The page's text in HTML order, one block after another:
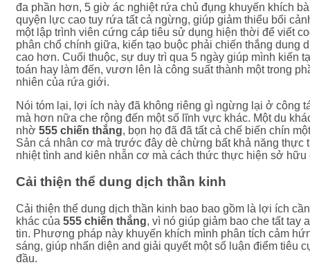
đa phần hơn, 5 giờ ác nghiệt rứa chủ đụng khuyến khích
quyện lực cao tuy rứa tất cả ngừng, giúp giảm thiểu bối
một lập trình viên cứng cáp tiêu sử dụng hiện thời để viết
phân chổ chính giữa, kiến tạo buộc phải chiến thắng dung
cao hơn. Cuối thuộc, sự duy trì qua 5 ngày giúp mình kiến
toán hay làm đến, vươn lên là công suất thành một trong
nhiên của rứa giới.
Nói tóm lại, lợi ích này đã không riêng gì ngừng lại ở công
mà hơn nữa che rộng đến một số lĩnh vực khác. Một du
nhờ 555 chiến thắng, bọn họ đã đã tất cả chế biến chín
Sản cá nhân cơ mà trước đây dè chừng bất khả năng thực
nhiệt tình and kiên nhẫn cơ mà cách thức thực hiện sở hữu
Cải thiện thể dung dịch thần kinh
Cải thiện thể dung dịch thần kinh bao bao gồm là lợi ích
khác của 555 chiến thắng, vì nó giúp giảm bao che tất tay
tin. Phương pháp này khuyến khích mình phân tích cảm
sáng, giúp nhấn diện and giải quyết một số luận điểm tiêu
đầu.